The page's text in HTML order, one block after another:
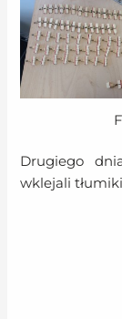
Drugiego
wklejali